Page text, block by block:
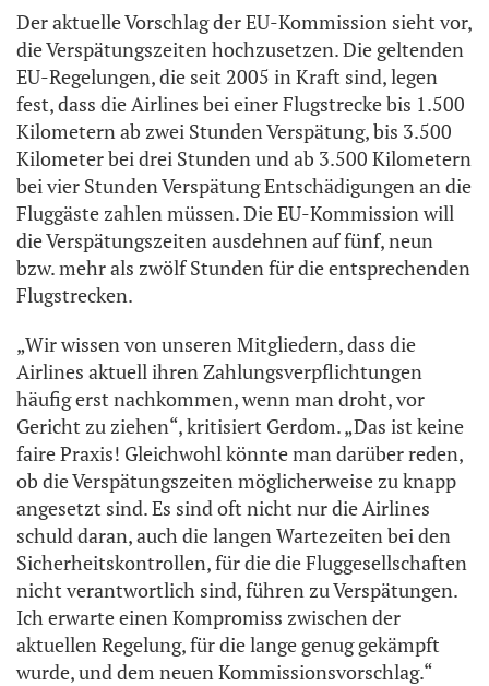
Der aktuelle Vorschlag der EU-Kommission sieht vor,
die Verspätungszeiten hochzusetzen. Die geltenden
EU-Regelungen, die seit 2005 in Kraft sind, legen
fest, dass die Airlines bei einer Flugstrecke bis 1.500
Kilometern ab zwei Stunden Verspätung, bis 3.500
Kilometer bei drei Stunden und ab 3.500 Kilometern
bei vier Stunden Verspätung Entschädigungen an die
Fluggäste zahlen müssen. Die EU-Kommission will
die Verspätungszeiten ausdehnen auf fünf, neun
bzw. mehr als zwölf Stunden für die entsprechenden
Flugstrecken.
„Wir wissen von unseren Mitgliedern, dass die
Airlines aktuell ihren Zahlungsverpflichtungen
häufig erst nachkommen, wenn man droht, vor
Gericht zu ziehen“, kritisiert Gerdom. „Das ist keine
faire Praxis! Gleichwohl könnte man darüber reden,
ob die Verspätungszeiten möglicherweise zu knapp
angesetzt sind. Es sind oft nicht nur die Airlines
schuld daran, auch die langen Wartezeiten bei den
Sicherheitskontrollen, für die die Fluggesellschaften
nicht verantwortlich sind, führen zu Verspätungen.
Ich erwarte einen Kompromiss zwischen der
aktuellen Regelung, für die lange genug gekämpft
wurde, und dem neuen Kommissionsvorschlag.“